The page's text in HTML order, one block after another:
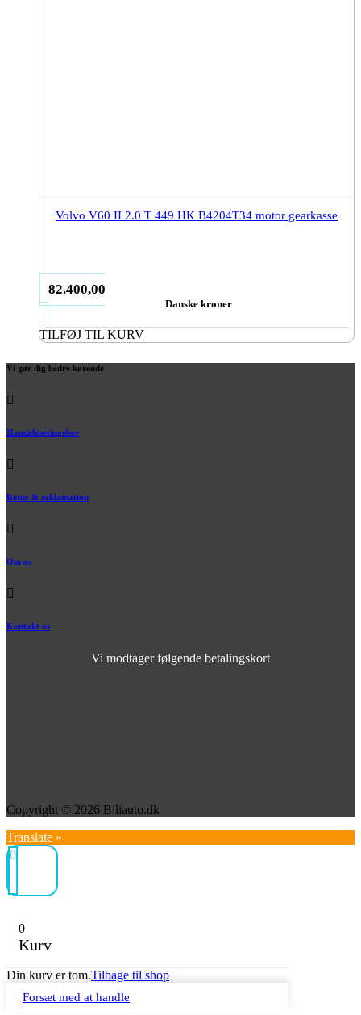
Volvo V60 II 2.0 T 449 HK B4204T34 motor gearkasse
82.400,00
Danske kroner
TILFØJ TIL KURV
Vi gør dig bedre kørende
Handelsbetingelser
Retur & reklamation
Om os
Kontakt os
Vi modtager følgende betalingskort
Copyright © 2026 Biliauto.dk
Translate »
0
0
Kurv
Din kurv er tom.Tilbage til shop
Forsæt med at handle